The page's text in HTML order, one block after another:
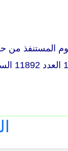
المستنفذ من